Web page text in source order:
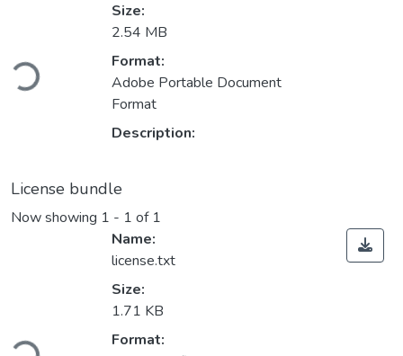
Size:
2.54 MB
Format:
Adobe Portable Document
Format
Description:
License bundle
Now showing 1 - 1 of 1
Name:
license.txt
Size:
1.71 KB
Format: